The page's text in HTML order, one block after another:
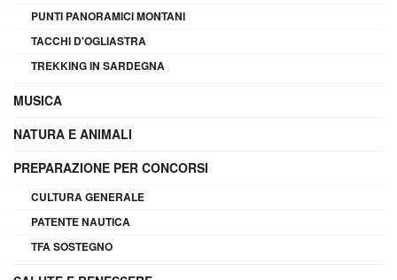
PUNTI PANORAMICI MONTANI
TACCHI D'OGLIASTRA
TREKKING IN SARDEGNA
MUSICA
NATURA E ANIMALI
PREPARAZIONE PER CONCORSI
CULTURA GENERALE
PATENTE NAUTICA
TFA SOSTEGNO